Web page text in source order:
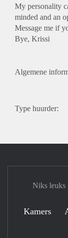
My personality
minded and an
Message me if
Bye, Krissi
Algemene
Type huurder:
Niks leuks
Kamers